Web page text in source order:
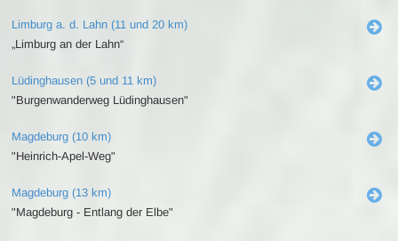
Limburg a. d. Lahn (11 und 20 km)
„Limburg an der Lahn“
Lüdinghausen (5 und 11 km)
"Burgenwanderweg Lüdinghausen"
Magdeburg (10 km)
"Heinrich-Apel-Weg"
Magdeburg (13 km)
"Magdeburg - Entlang der Elbe"